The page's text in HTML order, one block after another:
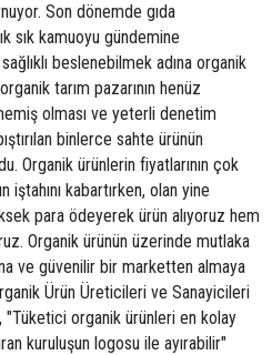
Son dönemde gıda
sık kamuoyu gündemine
beslenebilmek adına organik
tarım pazarının henüz
olması ve yeterli denetim
binlerce sahte ürünün
Organik ürünlerin fiyatlarının çok
iştahını kabartırken, olan yine
para ödeyerek ürün alıyoruz hem
Organik ürünün üzerinde mutlaka
ve güvenilir bir marketten almaya
Ürün Üreticileri ve Sanayicileri
"Tüketici organik ürünleri en kolay
kuruluşun logosu ile ayırabilir"